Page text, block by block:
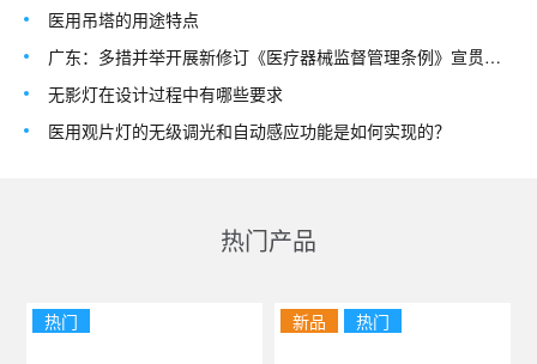
医用吊塔的用途特点
广东：多措并举开展新修订《医疗器械监督管理条例》宣贯活动
无影灯在设计过程中有哪些要求
医用观片灯的无级调光和自动感应功能是如何实现的？
热门产品
热门 新品 热门